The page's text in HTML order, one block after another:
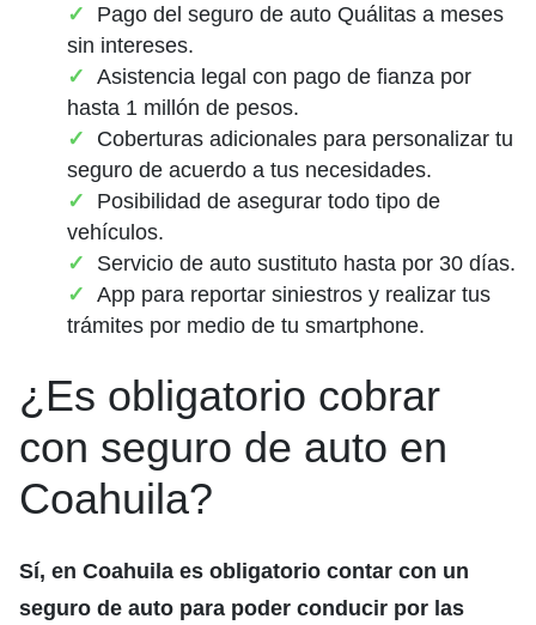
Pago del seguro de auto Quálitas a meses
sin intereses.
Asistencia legal con pago de fianza por
hasta 1 millón de pesos.
Coberturas adicionales para personalizar tu
seguro de acuerdo a tus necesidades.
Posibilidad de asegurar todo tipo de
vehículos.
Servicio de auto sustituto hasta por 30 días.
App para reportar siniestros y realizar tus
trámites por medio de tu smartphone.
¿Es obligatorio cobrar
con seguro de auto en
Coahuila?
Sí, en Coahuila es obligatorio contar con un
seguro de auto para poder conducir por las